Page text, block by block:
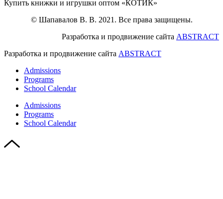
Купить книжки и игрушки оптом «КОТИК»
© Шапавалов В. В. 2021. Все права защищены.
Разработка и продвижение сайта ABSTRACT
Разработка и продвижение сайта ABSTRACT
Admissions
Programs
School Calendar
Admissions
Programs
School Calendar